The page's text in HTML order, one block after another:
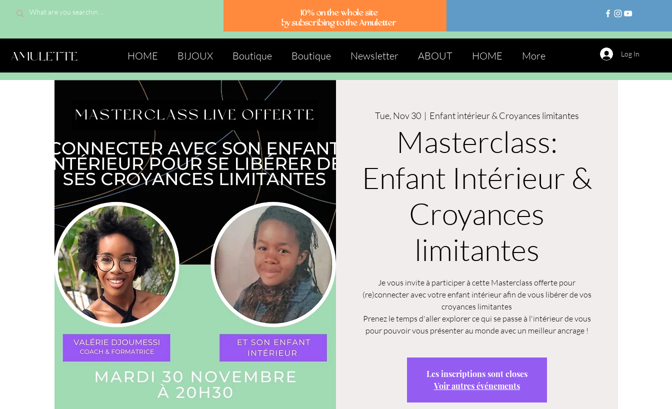
10% on the whole site
by subscribing to the Amuletter
AMULETTE HOME BIJOUX Boutique Boutique Newsletter ABOUT HOME More Log In
Tue, Nov 30
  |
Enfant intérieur & Croyances limitantes
Masterclass:
Enfant Intérieur &
Croyances
limitantes
Je vous invite à participer à cette Masterclass offerte pour
(re)connecter avec votre enfant intérieur afin de vous libérer de vos
croyances limitantes
Prenez le temps d'aller explorer ce qui se passe à l'intérieur de vous
pour pouvoir vous présenter au monde avec un meilleur ancrage !
Les inscriptions sont closes
Voir autres événements